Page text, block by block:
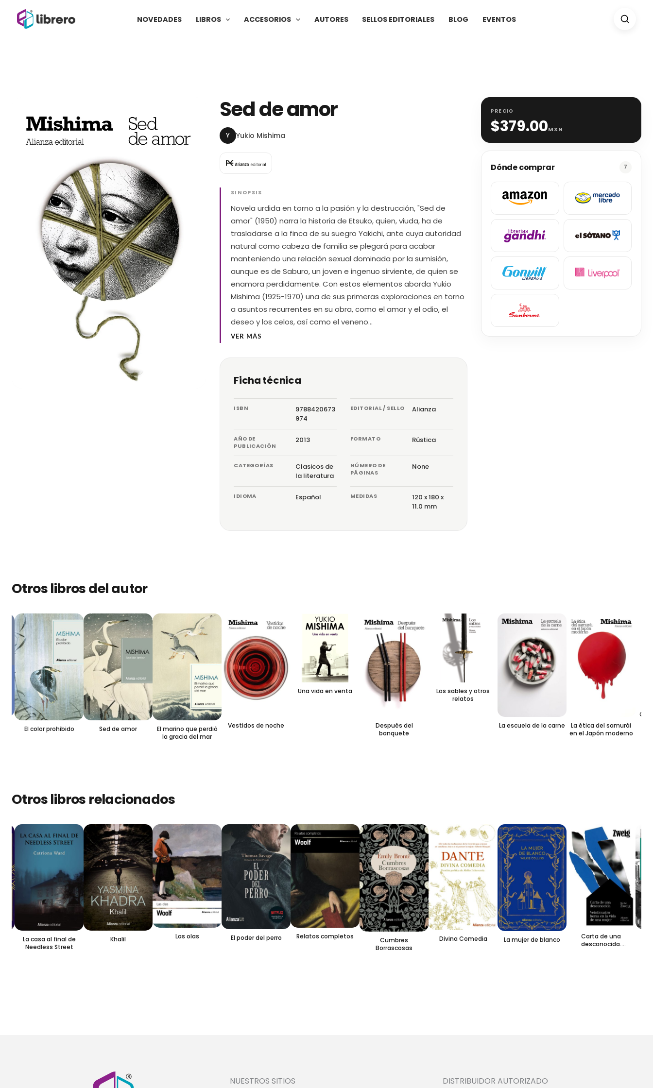
NOVEDADES LIBROS ACCESORIOS AUTORES SELLOS EDITORIALES BLOG EVENTOS
Sed de amor
Y Yukio Mishima
SINOPSIS
Novela urdida en torno a la pasión y la destrucción, "Sed de
amor" (1950) narra la historia de Etsuko, quien, viuda, ha de
trasladarse a la finca de su suegro Yakichi, ante cuya autoridad
natural como cabeza de familia se plegará para acabar
manteniendo una relación sexual dominada por la sumisión,
aunque es de Saburo, un joven e ingenuo sirviente, de quien se
enamora perdidamente. Con estos elementos aborda Yukio
Mishima (1925-1970) una de sus primeras exploraciones en torno
a asuntos recurrentes en su obra, como el amor y el odio, el
deseo y los celos, así como el veneno…
VER MÁS
Ficha técnica
ISBN
9788420673
974
EDITORIAL / SELLO Alianza
AÑO DE
PUBLICACIÓN
2013 FORMATO Rústica
CATEGORÍAS
Clasicos de
la literatura
NÚMERO DE
PÁGINAS
None
IDIOMA Español MEDIDAS
120 x 180 x
11.0 mm
PRECIO
$379.00MXN
Dónde comprar 7
Otros libros del autor
El color prohibido Sed de amor
El marino que perdió
la gracia del mar
Vestidos de noche
Una vida en venta
Después del
banquete
Los sables y otros
relatos
La escuela de la carne
La ética del samurái
en el Japón moderno
Otros libros relacionados
La casa al final de
Needless Street
Khalil Las olas El poder del perro Relatos completos
Cumbres
Borrascosas
Divina Comedia La mujer de blanco
Carta de una
desconocida.
NUESTROS SITIOS DISTRIBUIDOR AUTORIZADO